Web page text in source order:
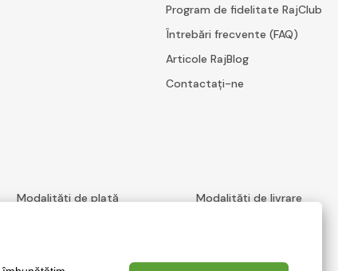
Program de fidelitate RajClub
Întrebări frecvente (FAQ)
Articole RajBlog
Contactați-ne
Modalități de plată Modalități de livrare